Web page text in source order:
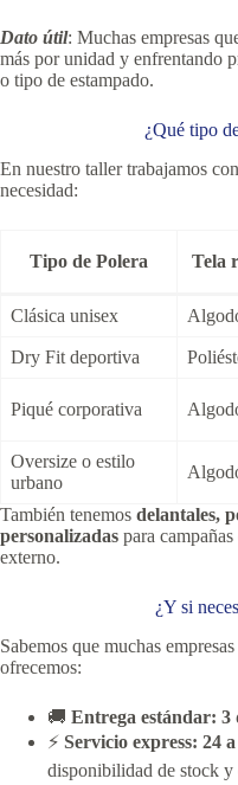
Dato útil: Muchas empresas
más por unidad y enfrentando
o tipo de estampado.
¿Qué tipo
En nuestro taller trabajamos
necesidad:
Tipo de Polera Tela
Clásica unisex
Dry Fit deportiva
Piqué corporativa
Oversize o estilo
urbano
También tenemos delantales,
personalizadas para
externo.
¿Y si
Sabemos que muchas
ofrecemos:
🚚 Entrega estándar: 3
⚡ Servicio express: 24
disponibilidad de stock y